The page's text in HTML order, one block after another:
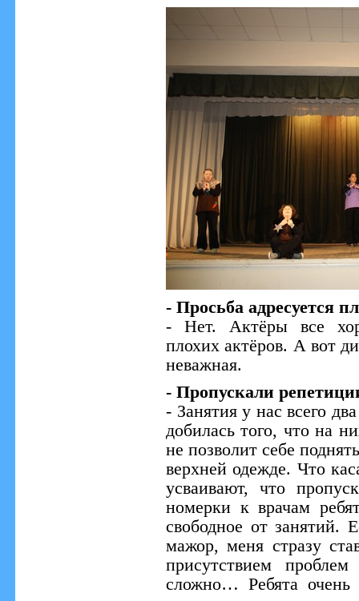
- Просьба адресуется
- Нет. Актёры все
плохих актёров. А вот
неважная.
- Пропускали
- Занятия у нас всего
добилась того, что на
не позволит себе
верхней одежде. Что
усваивают, что
номерки к врачам
свободное от занятий.
мажор, меня стразу
присутствием
сложно… Ребята